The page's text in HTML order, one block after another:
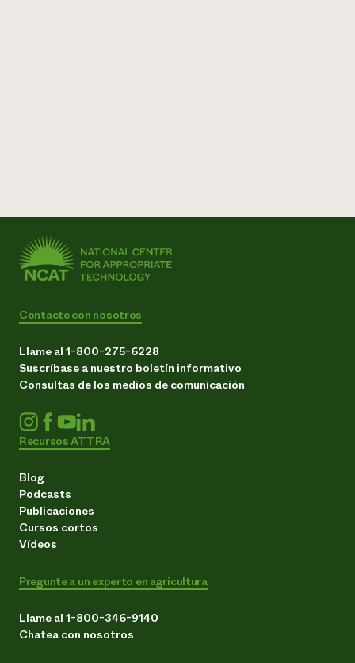
Contacte con nosotros
Llame al 1-800-275-6228
Suscríbase a nuestro boletín informativo
Consultas de los medios de comunicación
Recursos ATTRA
Blog
Podcasts
Publicaciones
Cursos cortos
Vídeos
Pregunte a un experto en agricultura
Llame al 1-800-346-9140
Chatea con nosotros